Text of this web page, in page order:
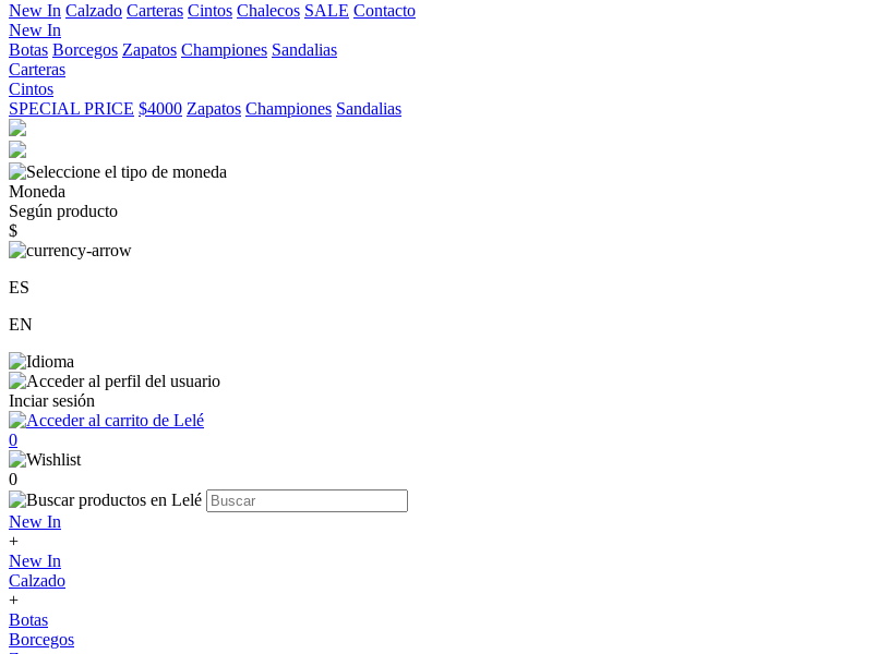
New In Calzado Carteras Cintos Chalecos SALE Contacto
New In
Botas Borcegos Zapatos Championes Sandalias
Carteras
Cintos
SPECIAL PRICE $4000 Zapatos Championes Sandalias
Moneda
Según producto
$
ES
EN
Inciar sesión
0
0
New In
+
New In
Calzado
+
Botas
Borcegos